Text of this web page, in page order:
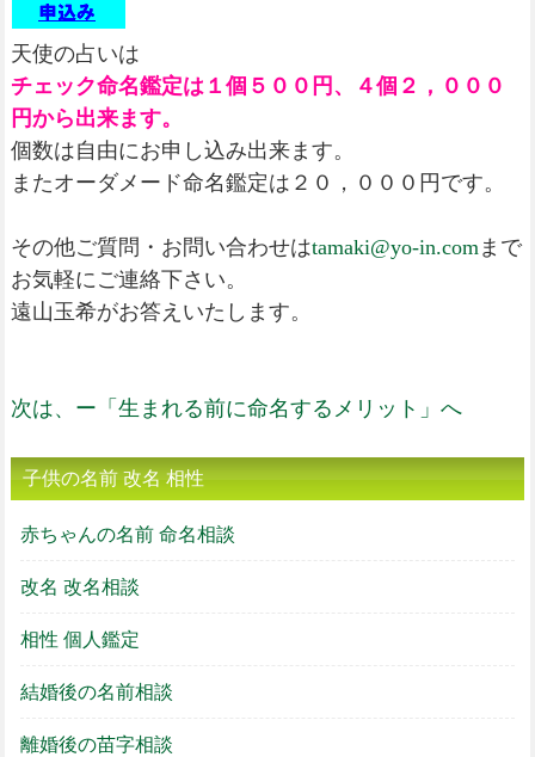
天使の占いは
チェック命名鑑定は１個５００円、４個２，０００
円から出来ます。
個数は自由にお申し込み出来ます。
またオーダメード命名鑑定は２０，０００円です。
その他ご質問・お問い合わせはtamaki@yo-in.comまで
お気軽にご連絡下さい。
遠山玉希がお答えいたします。
次は、ー「生まれる前に命名するメリット」へ
子供の名前 改名 相性
赤ちゃんの名前 命名相談
改名 改名相談
相性 個人鑑定
結婚後の名前相談
離婚後の苗字相談